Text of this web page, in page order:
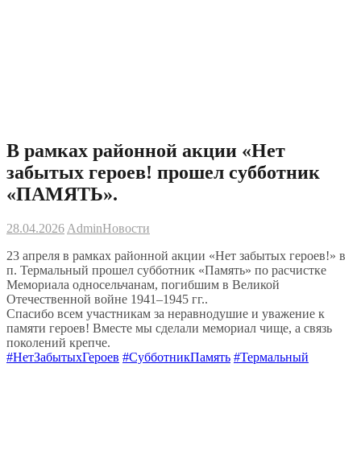
В рамках районной акции «Нет
забытых героев! прошел субботник
«ПАМЯТЬ».
28.04.2026 AdminНовости
23 апреля в рамках районной акции «Нет забытых героев!» в
п. Термальный прошел субботник «Память» по расчистке
Мемориала односельчанам, погибшим в Великой
Отечественной войне 1941–1945 гг..
Спасибо всем участникам за неравнодушие и уважение к
памяти героев! Вместе мы сделали мемориал чище, а связь
поколений крепче.
#НетЗабытыхГероев #СубботникПамять #Термальный